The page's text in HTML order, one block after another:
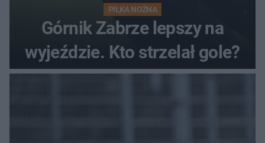
PIŁKA NOŻNA
Górnik Zabrze lepszy na
wyjeździe. Kto strzelał gole?